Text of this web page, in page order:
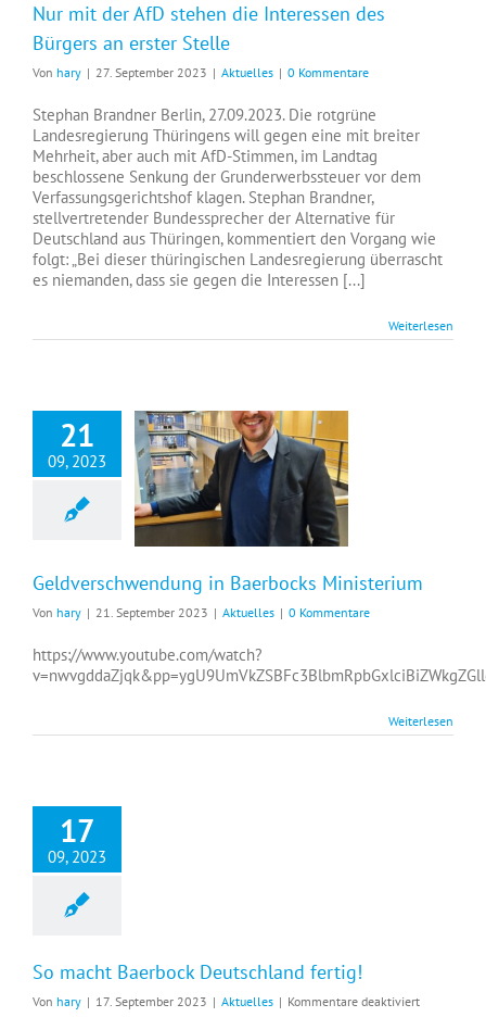
Nur mit der AfD stehen die Interessen des
Bürgers an erster Stelle
Von hary | 27. September 2023 | Aktuelles | 0 Kommentare
Stephan Brandner Berlin, 27.09.2023. Die rotgrüne
Landesregierung Thüringens will gegen eine mit breiter
Mehrheit, aber auch mit AfD-Stimmen, im Landtag
beschlossene Senkung der Grunderwerbssteuer vor dem
Verfassungsgerichtshof klagen. Stephan Brandner,
stellvertretender Bundessprecher der Alternative für
Deutschland aus Thüringen, kommentiert den Vorgang wie
folgt: „Bei dieser thüringischen Landesregierung überrascht
es niemanden, dass sie gegen die Interessen [...]
Weiterlesen
21
09, 2023
Geldverschwendung in Baerbocks Ministerium
Von hary | 21. September 2023 | Aktuelles | 0 Kommentare
https://www.youtube.com/watch?
Weiterlesen
17
09, 2023
So macht Baerbock Deutschland fertig!
Von hary | 17. September 2023 | Aktuelles | Kommentare deaktiviertfür